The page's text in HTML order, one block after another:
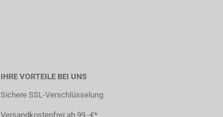
IHRE VORTEILE BEI UNS
Sichere SSL-Verschlüsselung
Versandkostenfrei ab 99,-€*